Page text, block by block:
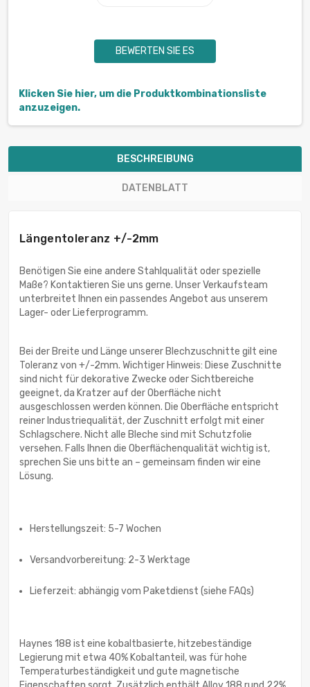
BEWERTEN SIE ES
Klicken Sie hier, um die Produktkombinationsliste
anzuzeigen.
BESCHREIBUNG
DATENBLATT
Längentoleranz +/-2mm
Benötigen Sie eine andere Stahlqualität oder spezielle
Maße? Kontaktieren Sie uns gerne. Unser Verkaufsteam
unterbreitet Ihnen ein passendes Angebot aus unserem
Lager- oder Lieferprogramm.
Bei der Breite und Länge unserer Blechzuschnitte gilt eine
Toleranz von +/-2mm. Wichtiger Hinweis: Diese Zuschnitte
sind nicht für dekorative Zwecke oder Sichtbereiche
geeignet, da Kratzer auf der Oberfläche nicht
ausgeschlossen werden können. Die Oberfläche entspricht
reiner Industriequalität, der Zuschnitt erfolgt mit einer
Schlagschere. Nicht alle Bleche sind mit Schutzfolie
versehen. Falls Ihnen die Oberflächenqualität wichtig ist,
sprechen Sie uns bitte an – gemeinsam finden wir eine
Lösung.
Herstellungszeit: 5-7 Wochen
Versandvorbereitung: 2-3 Werktage
Lieferzeit: abhängig vom Paketdienst (siehe FAQs)
Haynes 188 ist eine kobaltbasierte, hitzebeständige
Legierung mit etwa 40% Kobaltanteil, was für hohe
Temperaturbeständigkeit und gute magnetische